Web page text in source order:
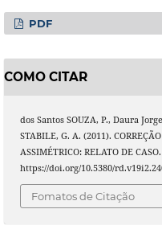
PDF
COMO CITAR
dos Santos SOUZA, P., Daura
STABILE, G. A. (2011).
ASSIMÉTRICO: RELATO DE CASO.
https://doi.org/10.5380/
Fomatos de Citação